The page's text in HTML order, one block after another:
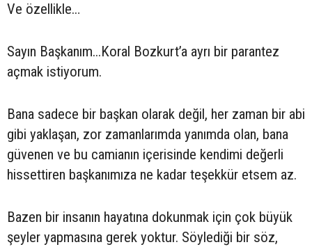
Ve özellikle…
Sayın Başkanım...Koral Bozkurt’a ayrı bir parantez
açmak istiyorum.
Bana sadece bir başkan olarak değil, her zaman bir abi
gibi yaklaşan, zor zamanlarımda yanımda olan, bana
güvenen ve bu camianın içerisinde kendimi değerli
hissettiren başkanımıza ne kadar teşekkür etsem az.
Bazen bir insanın hayatına dokunmak için çok büyük
şeyler yapmasına gerek yoktur. Söylediği bir söz,